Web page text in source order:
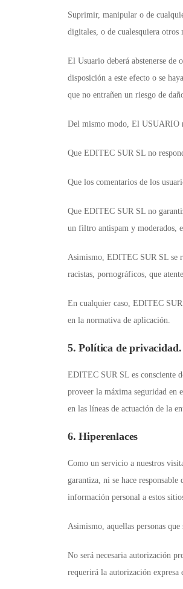
Suprimir, manipular o de
digitales, o de cualesquiera otros
El Usuario deberá abstenerse de
disposición a este efecto o se
que no entrañen un riesgo de
Del mismo modo, El USUARIO
Que EDITEC SUR SL no
Que los comentarios de los
Que EDITEC SUR SL no
un filtro antispam y moderados,
Asimismo, EDITEC SUR SL se
racistas, pornográficos, que
En cualquier caso, EDITEC
en la normativa de aplicación.
5. Política de
EDITEC SUR SL es consciente
proveer la máxima seguridad en
en las líneas de actuación de la
6. Hiperenlaces
Como un servicio a nuestros
garantiza, ni se hace
información personal a estos
Asimismo, aquellas personas
No será necesaria autorización
requerirá la autorización